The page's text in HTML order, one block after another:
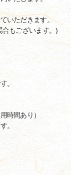
いただきます。
もございます。)
。
時間あり）
。